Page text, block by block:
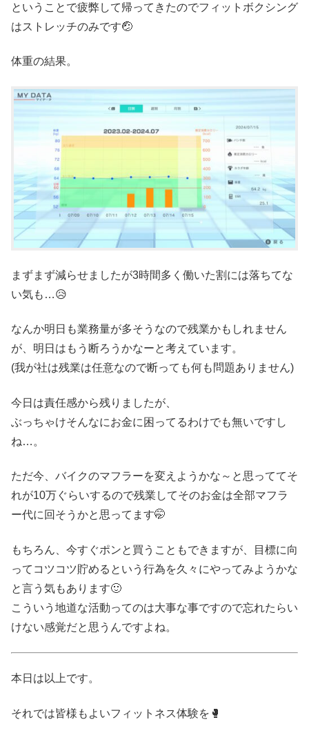
ということで疲弊して帰ってきたのでフィットボクシング
はストレッチのみです🤕
体重の結果。
まずまず減らせましたが3時間多く働いた割には落ちてな
い気も…😥
なんか明日も業務量が多そうなので残業かもしれません
が、明日はもう断ろうかなーと考えています。
(我が社は残業は任意なので断っても何も問題ありません)
今日は責任感から残りましたが、
ぶっちゃけそんなにお金に困ってるわけでも無いですし
ね…。
ただ今、バイクのマフラーを変えようかな～と思っててそ
れが10万ぐらいするので残業してそのお金は全部マフラ
ー代に回そうかと思ってます🤭
もちろん、今すぐポンと買うこともできますが、目標に向
ってコツコツ貯めるという行為を久々にやってみようかな
と言う気もあります🙂
こういう地道な活動ってのは大事な事ですので忘れたらい
けない感覚だと思うんですよね。
本日は以上です。
それでは皆様もよいフィットネス体験を🥊